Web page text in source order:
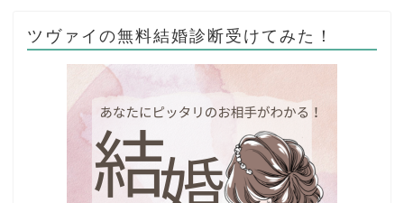
ツヴァイの無料結婚診断受けてみた！